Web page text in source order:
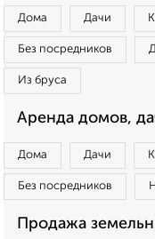
Дома Дачи
Без посредников
Из бруса
Аренда домов,
Дома Дачи
Без посредников
Продажа